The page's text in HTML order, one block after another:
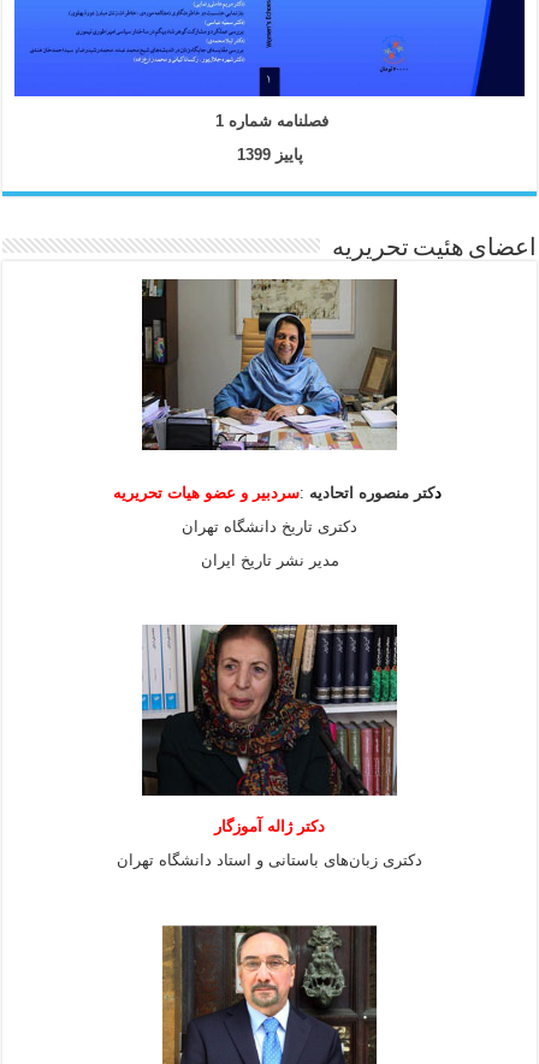
فصلنامه شماره 1
پاییز 1399
اعضای هئیت تحریریه
دکتر منصوره اتحادیه :سردبیر و عضو هیاتتحریریه
دکتری تاریخ دانشگاه تهران
مدیر نشر تاریخ ایران
دکتر ژاله آموزگار
دکتری زبان‌های باستانی و استاد دانشگاه تهران